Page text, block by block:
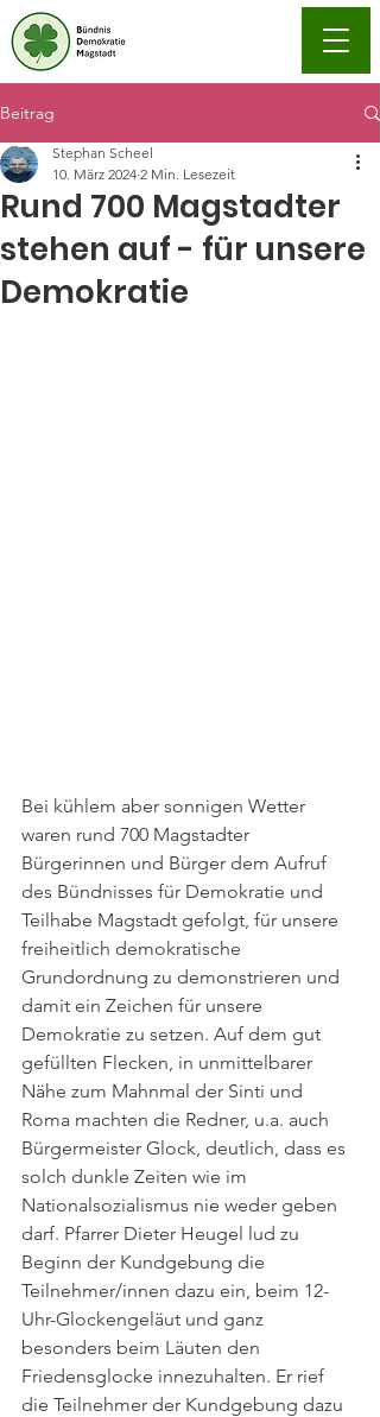
Beitrag
Rund 700 Magstadter
stehen auf - für unsere
Demokratie
Stephan Scheel
10. März 2024 2 Min. Lesezeit
Bei kühlem aber sonnigen Wetter
waren rund 700 Magstadter
Bürgerinnen und Bürger dem Aufruf
des Bündnisses für Demokratie und
Teilhabe Magstadt gefolgt, für unsere
freiheitlich demokratische
Grundordnung zu demonstrieren und
damit ein Zeichen für unsere
Demokratie zu setzen. Auf dem gut
gefüllten Flecken, in unmittelbarer
Nähe zum Mahnmal der Sinti und
Roma machten die Redner, u.a. auch
Bürgermeister Glock, deutlich, dass es
solch dunkle Zeiten wie im
Nationalsozialismus nie weder geben
darf. Pfarrer Dieter Heugel lud zu
Beginn der Kundgebung die
Teilnehmer/innen dazu ein, beim 12-
Uhr-Glockengeläut und ganz
besonders beim Läuten den
Friedensglocke innezuhalten. Er rief
die Teilnehmer der Kundgebung dazu